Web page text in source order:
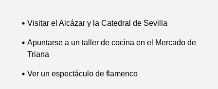
Visitar el Alcázar y la Catedral de Sevilla
Apuntarse a un taller de cocina en el Mercado de
Triana
Ver un espectáculo de flamenco